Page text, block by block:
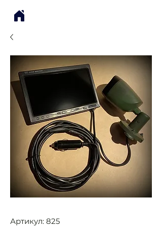
Артикул: 825